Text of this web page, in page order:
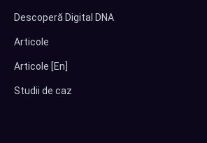
Descoperă Digital DNA
Articole
Articole [En]
Studii de caz